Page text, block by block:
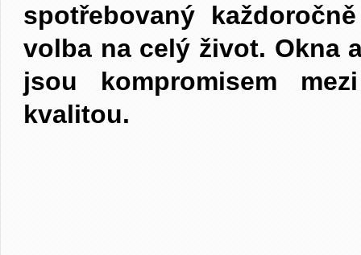
spotřebovaný
volba na celý život. Okna
jsou kompromisem
kvalitou.